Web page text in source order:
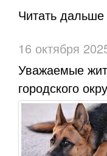
Читать
16 октября
​Уважаемые
городского